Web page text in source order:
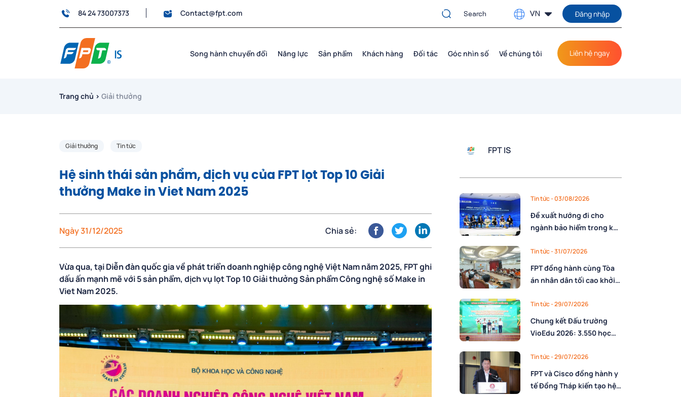
84 24 73007373 Contact@fpt.com VN Đăng nhập
Song hành chuyển đổi Năng lực Sản phẩm Khách hàng Đối tác Góc nhìn số Về chúng tôi Liên hệ ngay
Trang chủ › Giải thưởng
Giải thưởng Tin tức
Hệ sinh thái sản phẩm, dịch vụ của FPT lọt Top 10 Giải
thưởng Make in Viet Nam 2025
Ngày 31/12/2025 Chia sẻ:
Vừa qua, tại Diễn đàn quốc gia về phát triển doanh nghiệp công nghệ Việt Nam năm 2025, FPT ghi
dấu ấn mạnh mẽ với 5 sản phẩm, dịch vụ lọt Top 10 Giải thưởng Sản phẩm Công nghệ số Make in
Viet Nam 2025.
FPT IS
Tin tức- 03/08/2026
Đề xuất hướng đi cho
ngành bảo hiểm trong kỷ
nghệ và xây dựng lực
lượng lao động AI
Tin tức- 31/07/2026
FPT đồng hành cùng Tòa
án nhân dân tối cao khởi
số quản trị, phân giao
nhiệm vụ và đánh giá cán
bộ
Tin tức- 29/07/2026
Chung kết Đấu trường
VioEdu 2026: 3.550 học
Tin tức- 29/07/2026
FPT và Cisco đồng hành y
tế Đồng Tháp kiến tạo hệ